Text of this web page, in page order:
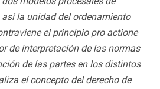
la unidad del ordenamiento
el principio pro actione
de interpretación de las normas
de las partes en los distintos
el concepto del derecho de